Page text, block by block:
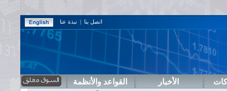
اتصل بنا | نبذة عنا
الأخبار القواعد والأنظمة